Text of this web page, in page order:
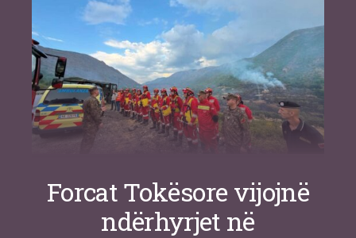
Or Shalom
Forcat Tokësore vijojnë
ndërhyrjet në